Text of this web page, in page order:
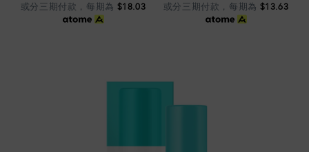
或分三期付款，每期為 $18.03 或分三期付款，每期為 $13.63